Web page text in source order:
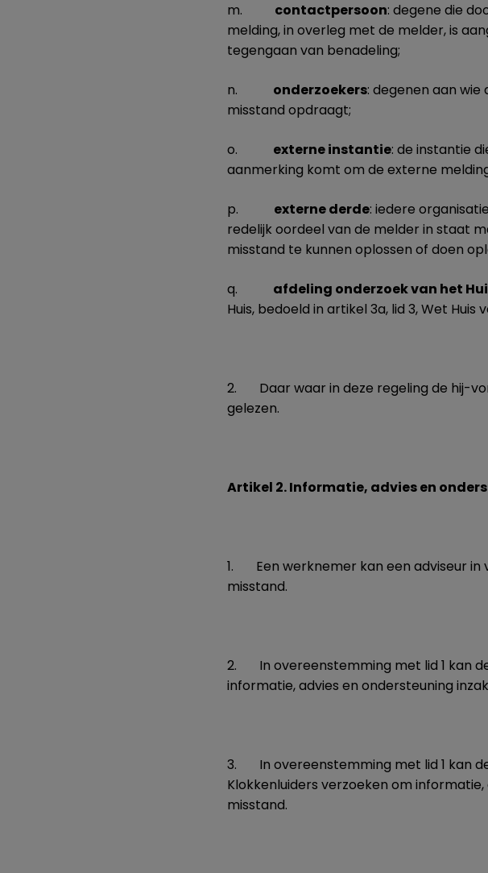
m. contactpersoon: degene die
melding, in overleg met de melder, is
tegengaan van benadeling;
n. onderzoekers: degenen aan
misstand opdraagt;
o. externe instantie: de instantie
aanmerking komt om de externe
p. externe derde: iedere
redelijk oordeel van de melder in staat
misstand te kunnen oplossen of doen
q. afdeling onderzoek van het
Huis, bedoeld in artikel 3a, lid 3, Wet Huis
2. Daar waar in deze regeling de hij-
gelezen.
Artikel 2. Informatie, advies en
1. Een werknemer kan een adviseur in
misstand.
2. In overeenstemming met lid 1 kan
informatie, advies en ondersteuning
3. In overeenstemming met lid 1 kan
Klokkenluiders verzoeken om
misstand.